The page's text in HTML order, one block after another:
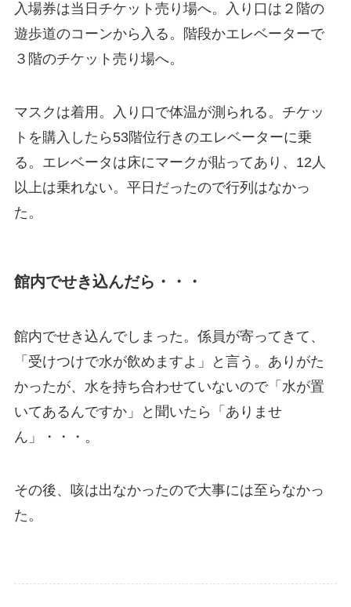
入場券は当日チケット売り場へ。入り口は２階の
遊歩道のコーンから入る。階段かエレベーターで
３階のチケット売り場へ。
マスクは着用。入り口で体温が測られる。チケッ
トを購入したら53階位行きのエレベーターに乗
る。エレベータは床にマークが貼ってあり、12人
以上は乗れない。平日だったので行列はなかっ
た。
館内でせき込んだら・・・
館内でせき込んでしまった。係員が寄ってきて、
「受けつけで水が飲めますよ」と言う。ありがた
かったが、水を持ち合わせていないので「水が置
いてあるんですか」と聞いたら「ありませ
ん」・・・。
その後、咳は出なかったので大事には至らなかっ
た。